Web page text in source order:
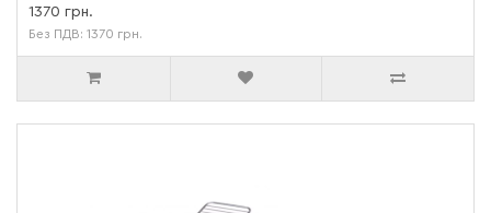
1370 грн.
Без ПДВ: 1370 грн.